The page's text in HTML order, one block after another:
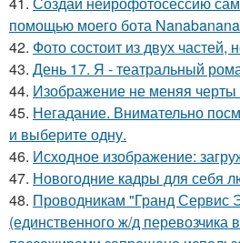
помощью моего бота
42. Фото состоит из двух частей,
43. День 17. Я - театральный
44. Изображение не меняя черты
45. Негадание. Внимательно
и выберите одну.
46. Исходное изображение:
47. Новогодние кадры для себя
48. Проводникам "Гранд Сервис
(единственного ж/д